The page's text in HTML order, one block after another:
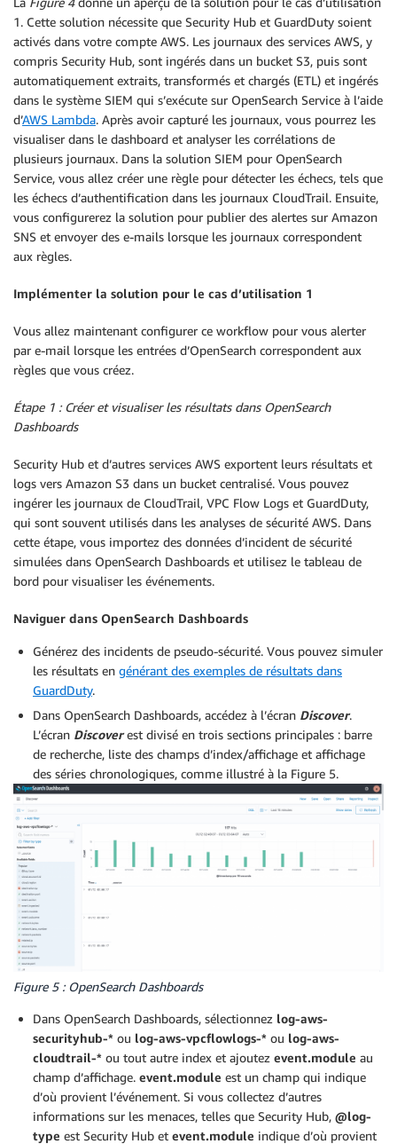
1. Cette solution nécessite que Security Hub et GuardDuty soient
activés dans votre compte AWS. Les journaux des services AWS, y
compris Security Hub, sont ingérés dans un bucket S3, puis sont
automatiquement extraits, transformés et chargés (ETL) et ingérés
dans le système SIEM qui s’exécute sur OpenSearch Service à l’aide
d’AWS Lambda. Après avoir capturé les journaux, vous pourrez les
visualiser dans le dashboard et analyser les corrélations de
plusieurs journaux. Dans la solution SIEM pour OpenSearch
Service, vous allez créer une règle pour détecter les échecs, tels que
les échecs d’authentification dans les journaux CloudTrail. Ensuite,
vous configurerez la solution pour publier des alertes sur Amazon
SNS et envoyer des e-mails lorsque les journaux correspondent
aux règles.
Implémenter la solution pour le cas d’utilisation 1
Vous allez maintenant configurer ce workflow pour vous alerter
par e-mail lorsque les entrées d’OpenSearch correspondent aux
règles que vous créez.
Étape 1 : Créer et visualiser les résultats dans OpenSearch
Dashboards
Security Hub et d’autres services AWS exportent leurs résultats et
logs vers Amazon S3 dans un bucket centralisé. Vous pouvez
ingérer les journaux de CloudTrail, VPC Flow Logs et GuardDuty,
qui sont souvent utilisés dans les analyses de sécurité AWS. Dans
cette étape, vous importez des données d’incident de sécurité
simulées dans OpenSearch Dashboards et utilisez le tableau de
bord pour visualiser les événements.
Naviguer dans OpenSearch Dashboards
Générez des incidents de pseudo-sécurité. Vous pouvez simuler
les résultats en générant des exemples de résultats dans
GuardDuty.
Dans OpenSearch Dashboards, accédez à l’écran Discover.
L’écran Discoverest divisé en trois sections principales : barre
de recherche, liste des champs d’index/affichage et affichage
des séries chronologiques, comme illustré à la Figure 5.
Figure 5 : OpenSearch Dashboards
Dans OpenSearch Dashboards, sélectionnez log-aws-
securityhub-* ou log-aws-vpcflowlogs-* ou log-aws-
cloudtrail-* ou tout autre index et ajoutez event.module au
champ d’affichage. event.module est un champ qui indique
d’où provient l’événement. Si vous collectez d’autres
informations sur les menaces, telles que Security Hub, @log-
type est Security Hub et event.module indique d’où provient